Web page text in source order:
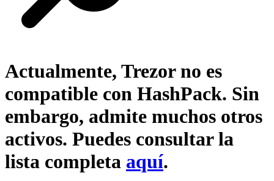
Actualmente, Trezor no es
compatible con HashPack. Sin
embargo, admite muchos otros
activos. Puedes consultar la
lista completa aquí.